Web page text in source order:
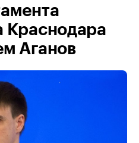
Краснодара
Аганов